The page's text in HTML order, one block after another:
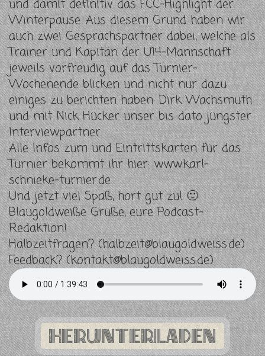
und damit definitiv das FCC-Highlight der
Winterpause. Aus diesem Grund haben wir
auch zwei Gesprächspartner dabei, welche als
Trainer und Kapitän der U14-Mannschaft
jeweils vorfreudig auf das Turnier-
Wochenende blicken und nicht nur dazu
einiges zu berichten haben: Dirk Wachsmuth
und mit Nick Hücker unser bis dato jüngster
Interviewpartner.
Alle Infos zum und Eintrittskarten für das
Turnier bekommt ihr hier: www.karl-
schnieke-turnier.de
Und jetzt viel Spaß, hört gut zu! 🙂
Blaugoldweiße Grüße, eure Podcast-
Redaktion!
Halbzeitfragen? (halbzeit@blaugoldweiss.de)
Feedback? (kontakt@blaugoldweiss.de)
Herunterladen